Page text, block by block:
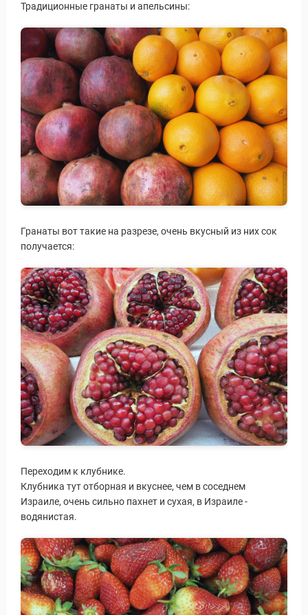
Традиционные гранаты и апельсины:
Гранаты вот такие на разрезе, очень вкусный из них сок
получается:
Переходим к клубнике.
Клубника тут отборная и вкуснее, чем в соседнем
Израиле, очень сильно пахнет и сухая, в Израиле -
водянистая.